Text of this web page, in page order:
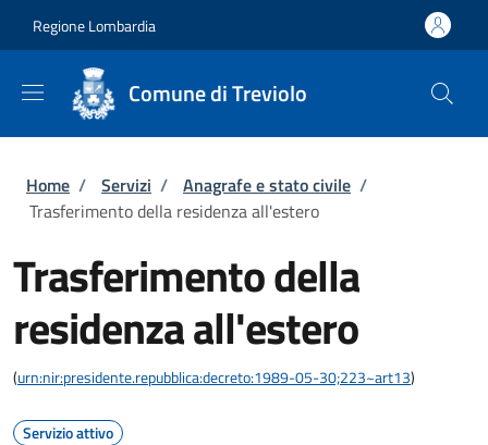
Regione Lombardia
Comune di Treviolo
Briciole di pane
Home / Servizi / Anagrafe e stato civile /
Trasferimento della residenza all'estero
Trasferimento della
residenza all'estero
(urn:nir:presidente.repubblica:decreto:1989-05-30;223~art13)
Servizio attivo